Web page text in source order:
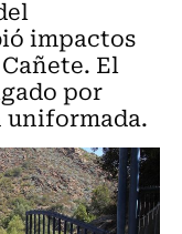
impactos
El
por